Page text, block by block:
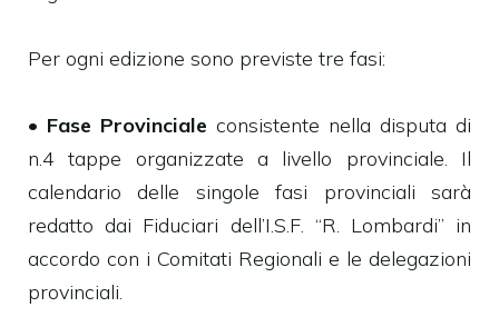
Per ogni edizione sono previste tre fasi:
• Fase Provinciale consistente nella disputa di
n.4 tappe organizzate a livello provinciale. Il
calendario delle singole fasi provinciali sarà
redatto dai Fiduciari dell’I.S.F. “R. Lombardi” in
accordo con i Comitati Regionali e le delegazioni
provinciali.